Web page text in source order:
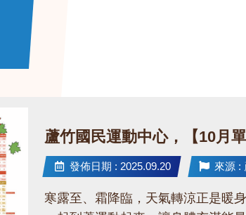
蘆竹國民運動中心，【10月單
發佈日期 : 2025.09.20 來源 :
寒露至、霜降臨，天氣轉涼正是暖